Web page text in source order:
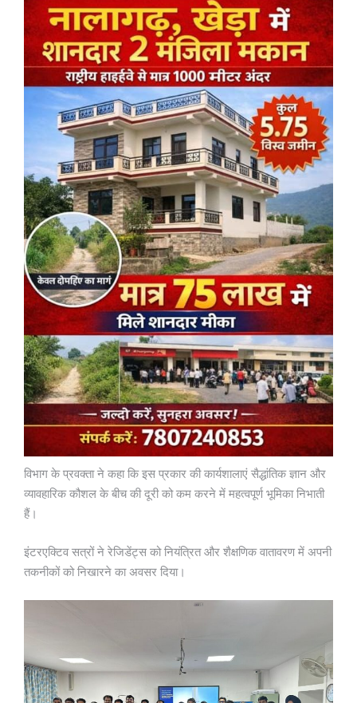
विभाग के प्रवक्ता ने कहा कि इस प्रकार की कार्यशालाएं सैद्धांतिक ज्ञान और
व्यावहारिक कौशल के बीच की दूरी को कम करने में महत्वपूर्ण भूमिका निभाती
हैं।
इंटरएक्टिव सत्रों ने रेजिडेंट्स को नियंत्रित और शैक्षणिक वातावरण में अपनी
तकनीकों को निखारने का अवसर दिया।